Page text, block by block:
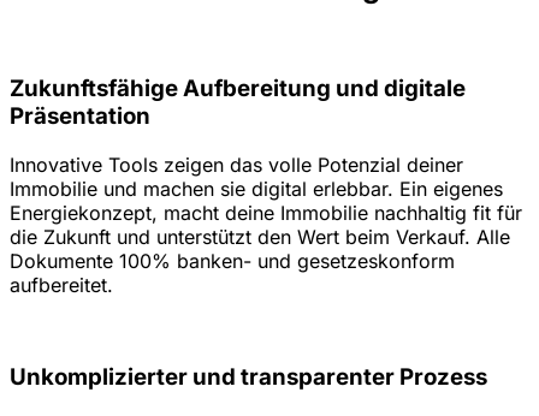
Zukunftsfähige Aufbereitung und digitale
Präsentation
Innovative Tools zeigen das volle Potenzial deiner
Immobilie und machen sie digital erlebbar. Ein eigenes
Energiekonzept, macht deine Immobilie nachhaltig fit für
die Zukunft und unterstützt den Wert beim Verkauf. Alle
Dokumente 100% banken- und gesetzeskonform
aufbereitet.
Unkomplizierter und transparenter Prozess